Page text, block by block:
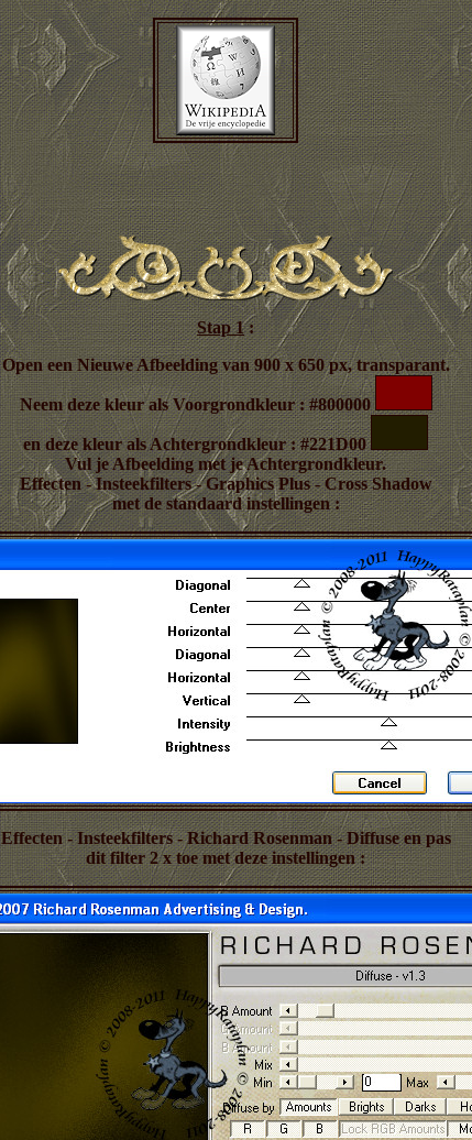
Stap 1:
Open een Nieuwe Afbeelding van 900 x 650 px, transparant.
Neem deze kleur als Voorgrondkleur : #800000
en deze kleur als Achtergrondkleur : #221D00
Vul je Afbeelding met je Achtergrondkleur.
Effecten - Insteekfilters - Graphics Plus - Cross Shadow
met de standaard instellingen :
Effecten - Insteekfilters - Richard Rosenman - Diffuse en pas
dit filter 2 x toe met deze instellingen :